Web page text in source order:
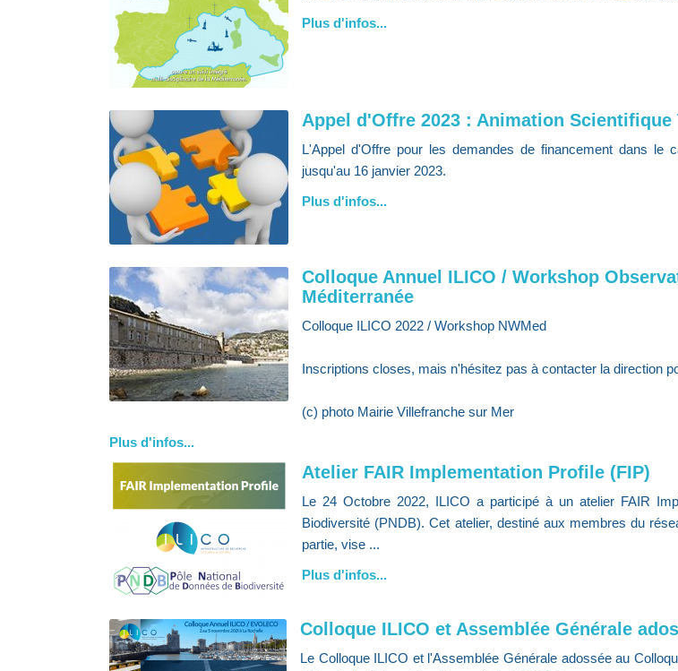
Plus d'infos...
Appel d'Offre 2023 : Animation Scientifique
L'Appel d'Offre pour les demandes de financement dans le
jusqu'au 16 janvier 2023.
Plus d'infos...
Colloque Annuel ILICO / Workshop
Méditerranée
Colloque ILICO 2022 / Workshop NWMed
Inscriptions closes, mais n'hésitez pas à contacter la direction
(c) photo Mairie Villefranche sur Mer
Plus d'infos...
Atelier FAIR Implementation Profile (FIP)
Le 24 Octobre 2022, ILICO a participé à un atelier FAIR
Biodiversité (PNDB). Cet atelier, destiné aux membres du
partie, vise ...
Plus d'infos...
Colloque ILICO et Assemblée Générale
Le Colloque ILICO et l'Assemblée Générale adossée au